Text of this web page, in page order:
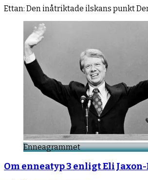
Ettan: Den inåtriktade ilskans punkt
Enneagrammet
Om enneatyp 3 enligt Eli